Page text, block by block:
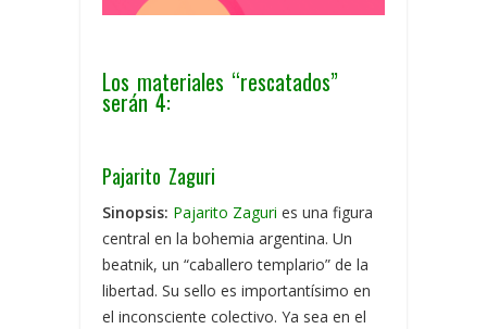
Los materiales “rescatados”
serán 4:
Pajarito Zaguri
Sinopsis: Pajarito Zaguri es una figura
central en la bohemia argentina. Un
beatnik, un “caballero templario” de la
libertad. Su sello es importantísimo en
el inconsciente colectivo. Ya sea en el